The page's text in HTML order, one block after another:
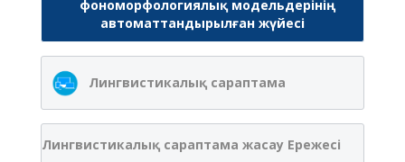
фономорфологиялық модельдерінің
автоматтандырылған жүйесі
Лингвистикалық сараптама
Лингвистикалық сараптама жасау Ережесі